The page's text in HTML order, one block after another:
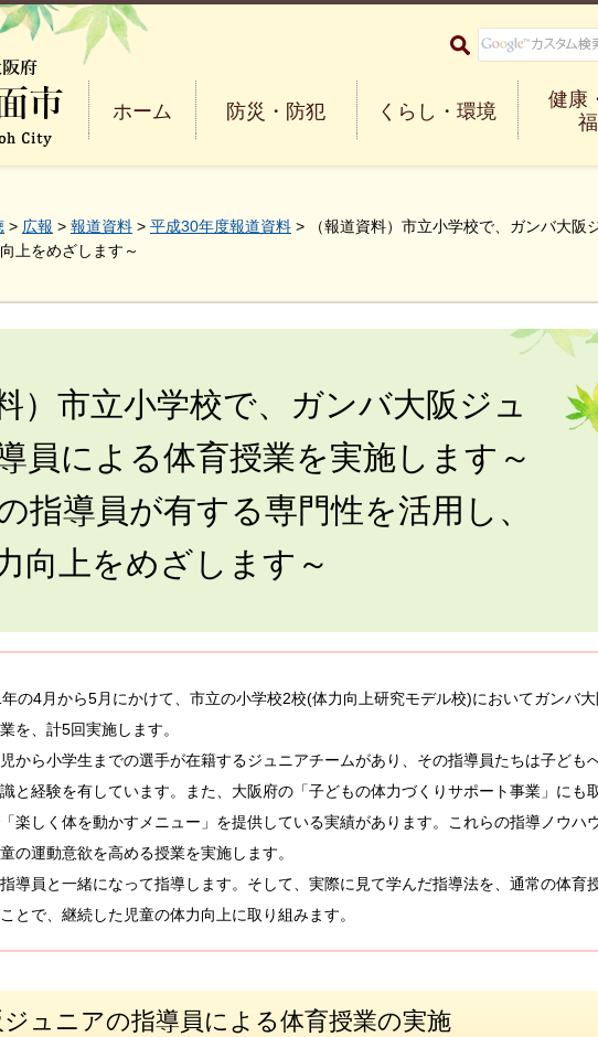
大阪府箕面市 Minoh City
ホーム 防災・防犯 くらし・環境
健康
> 広報 > 報道資料 > 平成30年度報道資料 > （報道資料）市立小学校で、ガンバ大阪
上をめざします～
）市立小学校で、ガンバ大阪ジュ
員による体育授業を実施します～
指導員が有する専門性を活用し、
向上をめざします～
の4月から5月にかけて、市立の小学校2校(体力向上研究モデル校)においてガンバ
を、計5回実施します。
から小学生までの選手が在籍するジュニアチームがあり、その指導員たちは子ども
と経験を有しています。また、大阪府の「子どもの体力づくりサポート事業」にも
楽しく体を動かすメニュー」を提供している実績があります。これらの指導ノウハ
の運動意欲を高める授業を実施します。
導員と一緒になって指導します。そして、実際に見て学んだ指導法を、通常の体育
とで、継続した児童の体力向上に取り組みます。
ュニアの指導員による体育授業の実施